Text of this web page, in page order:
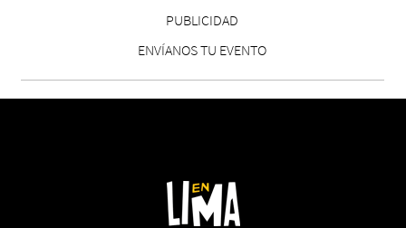
Reseña: Lienzos de Solobones
Marco Yanayaco ...
PUBLICIDAD
ENVÍANOS TU EVENTO